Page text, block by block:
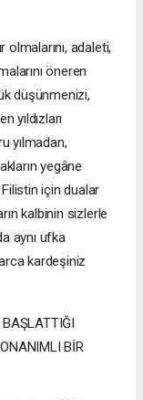
adaleti,
öneren
düşünmenizi,
yıldızları
yılmadan,
yegâne
için dualar
kalbinin sizlerle
aynı ufka
kardeşiniz
BAŞLATTIĞI
BİR